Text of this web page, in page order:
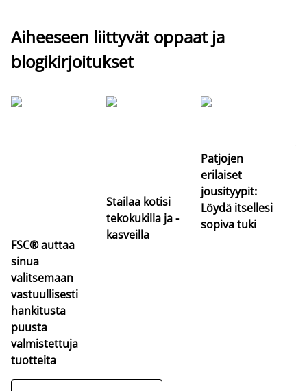
Aiheeseen liittyvät oppaat ja
blogikirjoitukset
FSC® auttaa
sinua
valitsemaan
vastuullisesti
hankitusta
puusta
valmistettuja
tuotteita
Stailaa kotisi
tekokukilla ja -
kasveilla
Patjojen
erilaiset
jousityypit:
Löydä itsellesi
sopiva tuki